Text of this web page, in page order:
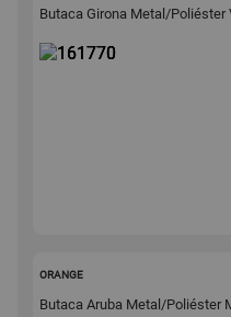
Butaca Girona Metal/Poliéster
ORANGE
Butaca Aruba Metal/Poliéster